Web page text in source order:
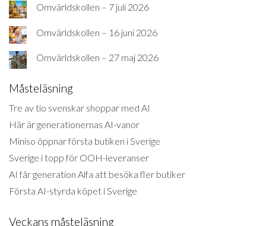
Omvärldskollen – 7 juli 2026
Omvärldskollen – 16 juni 2026
Omvärldskollen – 27 maj 2026
Måsteläsning
Tre av tio svenskar shoppar med AI
Här är generationernas AI-vanor
Miniso öppnar första butiken i Sverige
Sverige i topp för OOH-leveranser
AI får generation Alfa att besöka fler butiker
Första AI-styrda köpet i Sverige
Veckans måsteläsning